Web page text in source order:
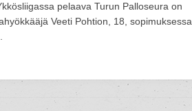
pelaava Turun Palloseura on
Veeti Pohtion, 18, sopimuksessa